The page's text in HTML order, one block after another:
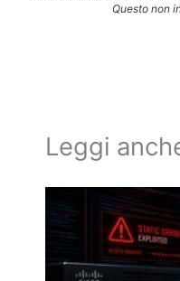
Questo non
Leggi